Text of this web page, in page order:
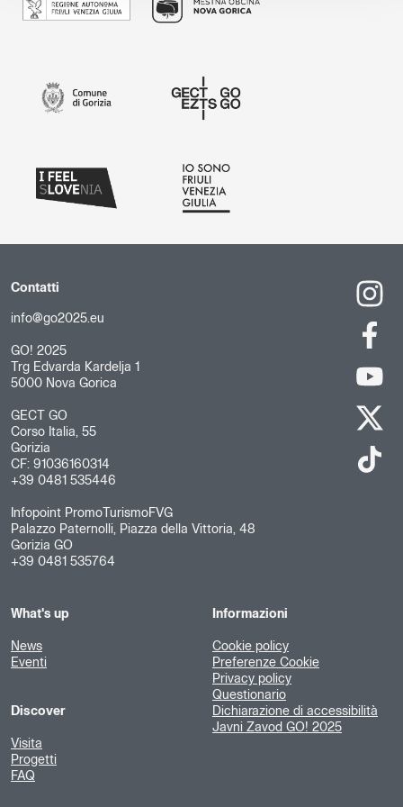
Contatti
info@go2025.eu
GO! 2025
Trg Edvarda Kardelja 1
5000 Nova Gorica
GECT GO
Corso Italia, 55
Gorizia
CF: 91036160314
+39 0481 535446
Infopoint PromoTurismoFVG
Palazzo Paternolli, Piazza della Vittoria, 48
Gorizia GO
+39 0481 535764
What's up
News
Eventi
Discover
Visita
Progetti
FAQ
Informazioni
Cookie policy
Preferenze Cookie
Privacy policy
Questionario
Dichiarazione di accessibilità
Javni Zavod GO! 2025